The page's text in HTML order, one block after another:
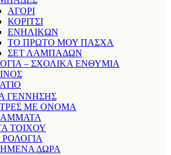
ΑΓΟΡΙ
ΚΟΡΙΤΣΙ
ΕΝΗΛΙΚΩΝ
ΤΟ ΠΡΩΤΟ ΜΟΥ ΠΑΣΧΑ
ΣΕΤ ΛΑΜΠΑΔΩΝ
– ΣΧΟΛΙΚΑ ΕΝΘΥΜΙΑ
ΓΕΝΝΗΣΗΣ
ΜΕ ΟΝΟΜΑ
ΤΟΙΧΟΥ
ΡΟΛΟΓΙΑ
ΔΩΡΑ